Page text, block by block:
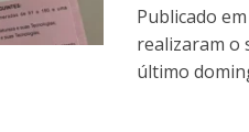
Publicado
realizaram o
último